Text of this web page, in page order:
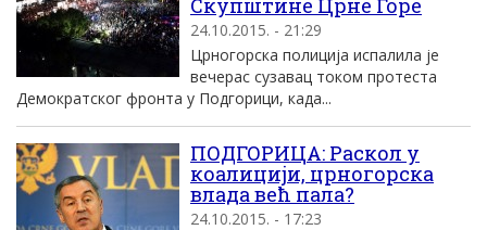
Скупштине Црне Горе
24.10.2015. - 21:29
Црногорска полиција испалила је
вечерас сузавац током протеста
Демократског фронта у Подгорици, када...
ПОДГОРИЦА: Раскол у
коалицији, црногорска
влада већ пала?
24.10.2015. - 17:23